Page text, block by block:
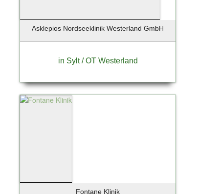
Asklepios Nordseeklinik Westerland GmbH
in Sylt / OT Westerland
Fontane Klinik